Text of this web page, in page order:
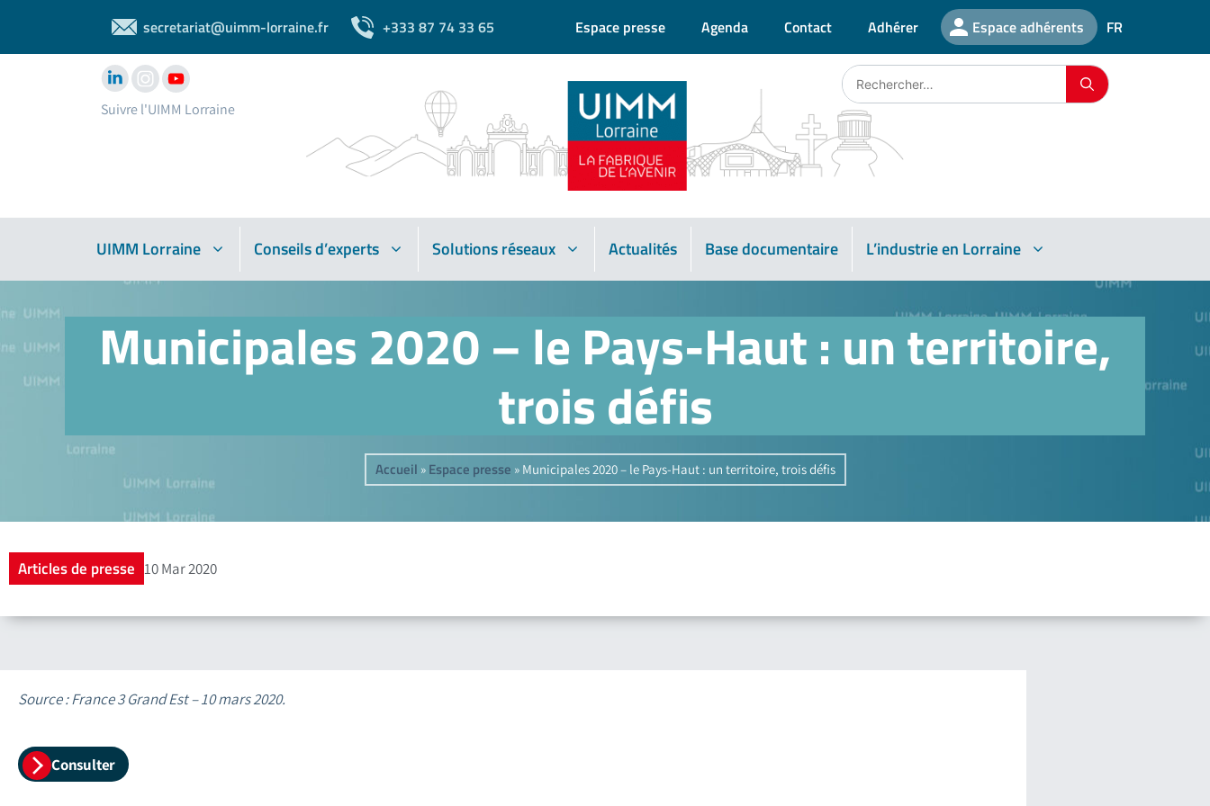
secretariat@uimm-lorraine.fr +333 87 74 33 65 Espace presse Agenda Contact Adhérer Espace adhérents FR
Suivre l'UIMM Lorraine
UIMM Lorraine Conseils d’experts Solutions réseaux Actualités Base documentaire L’industrie en Lorraine
Municipales 2020 – le Pays-Haut : un territoire,
trois défis
Accueil » Espace presse » Municipales 2020 – le Pays-Haut : un territoire, trois défis
Articles de presse 10 Mar 2020
Source : France 3 Grand Est – 10 mars 2020.
Consulter